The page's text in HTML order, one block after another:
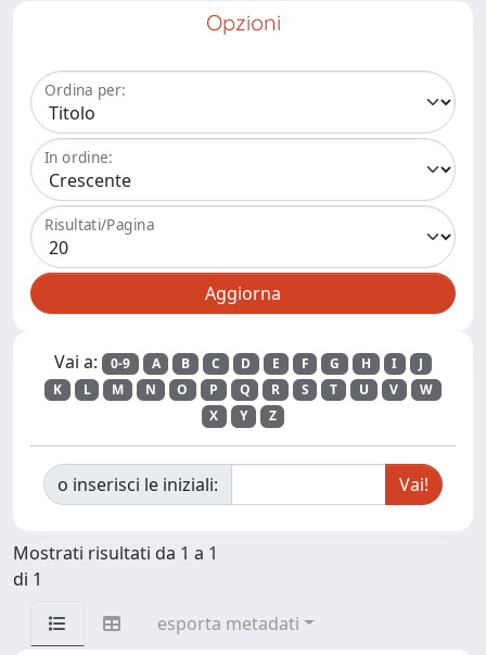
Opzioni
Ordina per:
In ordine:
Risultati/Pagina
Vai a: 0-9 A B C D E F G H I
J
K
L M N O P Q R S T U V
W
X
Y Z
o inserisci le iniziali:
Mostrati risultati da 1 a 1
di 1
esporta metadati